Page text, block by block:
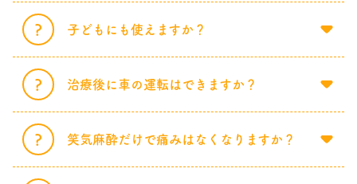
子どもにも使えますか？
治療後に車の運転はできますか？
笑気麻酔だけで痛みはなくなりますか？